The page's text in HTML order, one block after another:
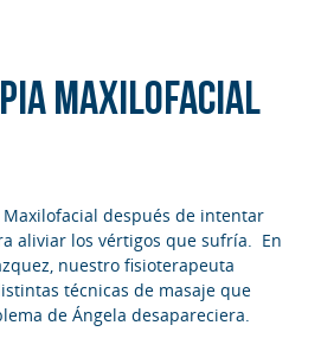
Maxilofacial
después de intentar
aliviar los vértigos que sufría. En
nuestro fisioterapeuta
técnicas de masaje que
de Ángela desapareciera.